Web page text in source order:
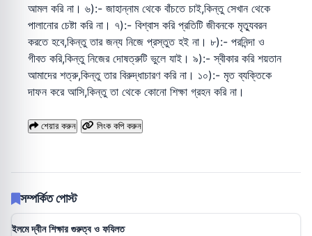
আমল করি না। ৬):- জাহান্নাম থেকে বাঁচতে চাই,কিন্তু সেখান থেকে
পালানোর চেষ্টা করি না। ৭):- বিশ্বাস করি প্রতিটি জীবনকে মৃত্যুবরন
করতে হবে,কিন্তু তার জন্য নিজে প্রস্তুত হই না। ৮):- পরনিন্দা ও
গীবত করি,কিন্তু নিজের দোষত্রুটি ভুলে যাই। ৯):- স্বীকার করি শয়তান
আমাদের শত্রু,কিন্তু তার বিরুদ্ধাচারণ করি না। ১০):- মৃত ব্যক্তিকে
দাফন করে আসি,কিন্তু তা থেকে কোনো শিক্ষা গ্রহন করি না।
শেয়ার করুন লিংক কপি করুন
সম্পর্কিত পোস্ট
ইলমে দ্বীন শিক্ষার গুরুত্ব ও ফযিলত